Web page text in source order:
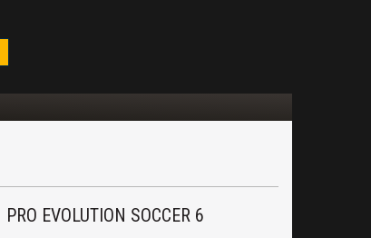
PRO EVOLUTION SOCCER 6